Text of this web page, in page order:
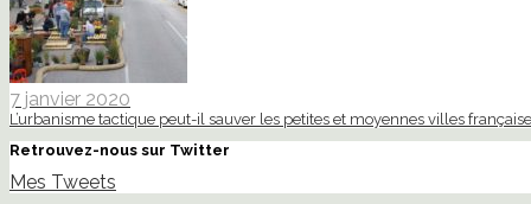
7 janvier 2020
L’urbanisme tactique peut-il sauver les petites et moyennes villes
Retrouvez-nous sur Twitter
Mes Tweets